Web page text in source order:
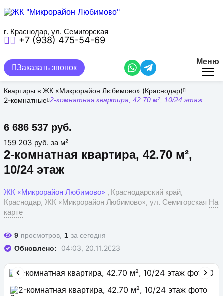
содержанию
г. Краснодар, ул. Семигорская
+7 (938) 475-54-69
Заказать звонок
Меню
Квартиры в ЖК «Микрорайон Любимово» (Краснодар)
2-комнатные 2-комнатная квартира, 42.70 м², 10/24 этаж
2-комнатная квартира, 42.70 м²,
10/24 этаж
6 686 537 руб.
ЖК «Микрорайон Любимово» , Краснодарский край,
Краснодар, ЖК «Микрорайон Любимово», ул. Семигорская На
карте
159 203 руб. за м²
9 просмотров, 1 за сегодня
Обновлено: 04:03, 20.11.2023